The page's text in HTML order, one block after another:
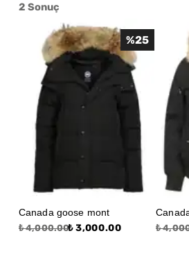
2 Sonuç
Canada goose mont
₺ 4,000.00₺ 3,000.00
%25
₺